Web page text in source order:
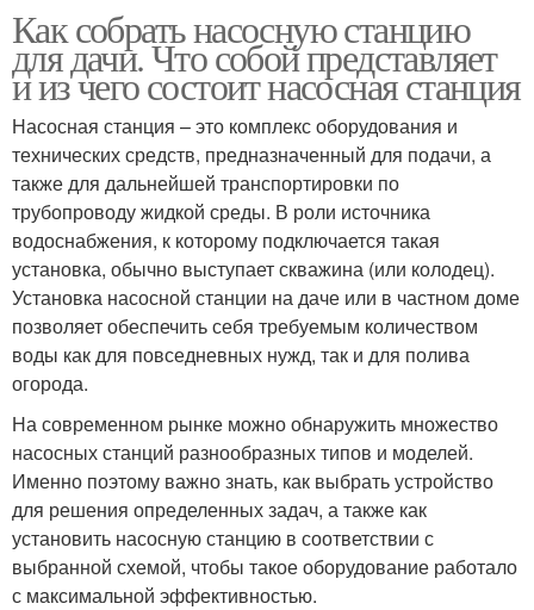
Как собрать насосную станцию
для дачи. Что собой представляет
и из чего состоит насосная станция
Насосная станция – это комплекс оборудования и
технических средств, предназначенный для подачи, а
также для дальнейшей транспортировки по
трубопроводу жидкой среды. В роли источника
водоснабжения, к которому подключается такая
установка, обычно выступает скважина (или колодец).
Установка насосной станции на даче или в частном доме
позволяет обеспечить себя требуемым количеством
воды как для повседневных нужд, так и для полива
огорода.
На современном рынке можно обнаружить множество
насосных станций разнообразных типов и моделей.
Именно поэтому важно знать, как выбрать устройство
для решения определенных задач, а также как
установить насосную станцию в соответствии с
выбранной схемой, чтобы такое оборудование работало
с максимальной эффективностью.